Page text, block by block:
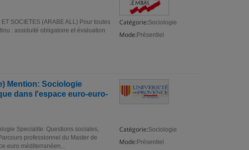
Catégorie:Sociologie
Mode: Présentiel
SOCIETES (ARABE ALL) Pour toutes
: assiduité obligatoire et évaluation
Mention: Sociologie
dans l'espace euro-euro-
Catégorie:Sociologie
Mode: Présentiel
Specialite: Questions sociales,
professionnel du Master de
euro méditerranéen...